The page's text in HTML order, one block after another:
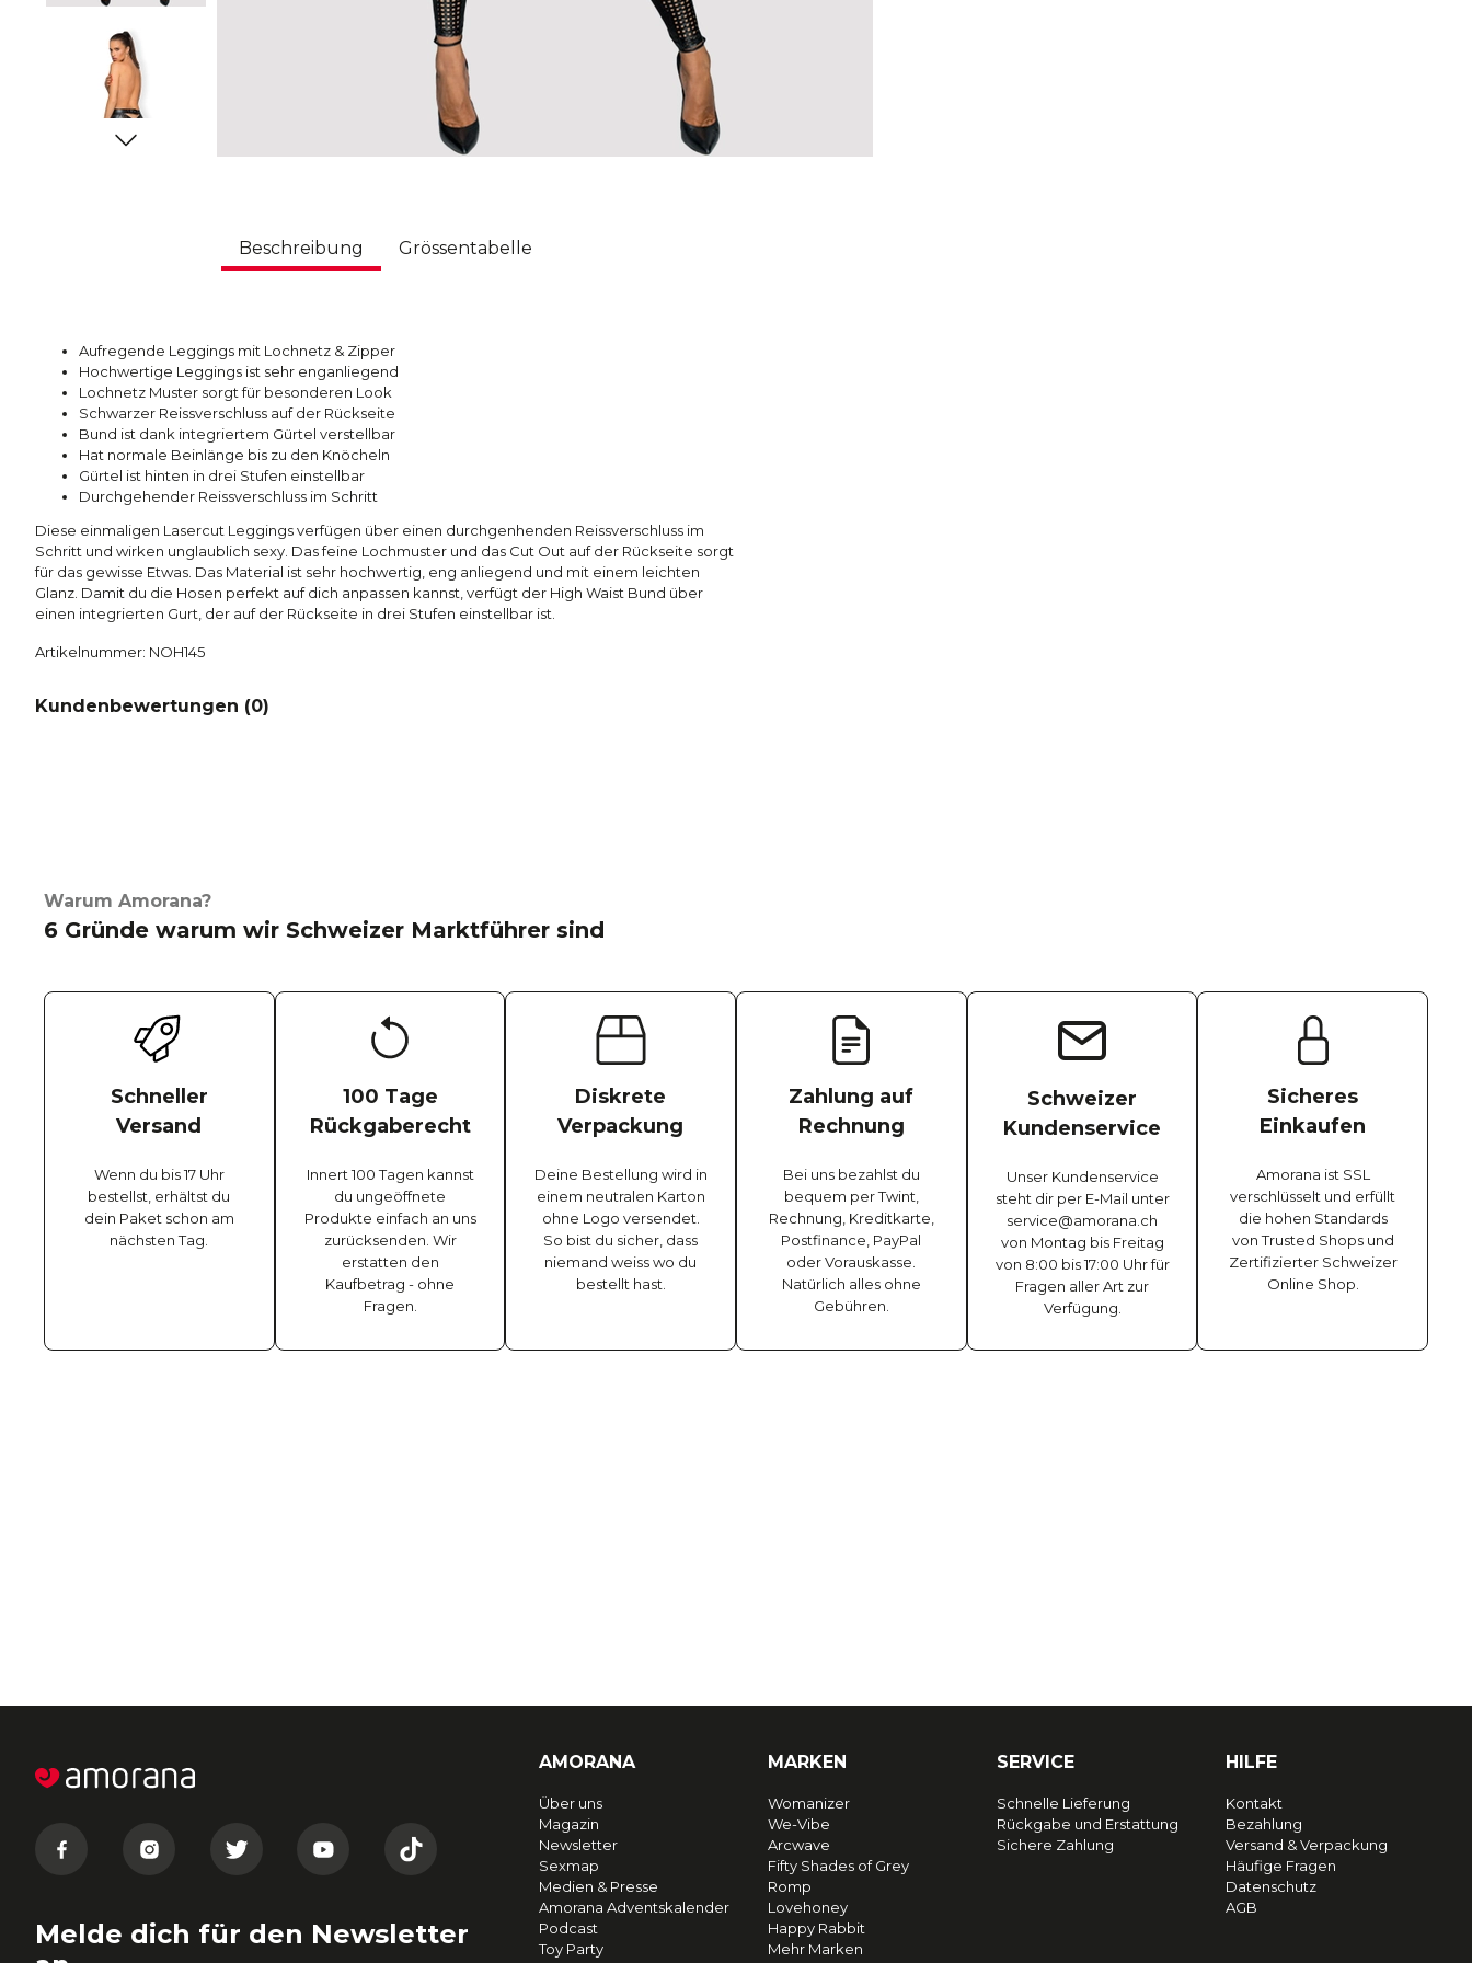
Beschreibung Grössentabelle
Aufregende Leggings mit Lochnetz & Zipper
Hochwertige Leggings ist sehr enganliegend
Lochnetz Muster sorgt für besonderen Look
Schwarzer Reissverschluss auf der Rückseite
Bund ist dank integriertem Gürtel verstellbar
Hat normale Beinlänge bis zu den Knöcheln
Gürtel ist hinten in drei Stufen einstellbar
Durchgehender Reissverschluss im Schritt
Diese einmaligen Lasercut Leggings verfügen über einen durchgenhenden Reissverschluss im
Schritt und wirken unglaublich sexy. Das feine Lochmuster und das Cut Out auf der Rückseite sorgt
für das gewisse Etwas. Das Material ist sehr hochwertig, eng anliegend und mit einem leichten
Glanz. Damit du die Hosen perfekt auf dich anpassen kannst, verfügt der High Waist Bund über
einen integrierten Gurt, der auf der Rückseite in drei Stufen einstellbar ist.
Artikelnummer: NOH145
Kundenbewertungen (0)
Warum Amorana?
6 Gründe warum wir Schweizer Marktführer sind
Schneller
Versand
Wenn du bis 17 Uhr
bestellst, erhältst du
dein Paket schon am
nächsten Tag.
100 Tage
Rückgaberecht
Innert 100 Tagen kannst
du ungeöffnete
Produkte einfach an uns
zurücksenden. Wir
erstatten den
Kaufbetrag - ohne
Fragen.
Diskrete
Verpackung
Deine Bestellung wird in
einem neutralen Karton
ohne Logo versendet.
So bist du sicher, dass
niemand weiss wo du
bestellt hast.
Zahlung auf
Rechnung
Bei uns bezahlst du
bequem per Twint,
Rechnung, Kreditkarte,
Postfinance, PayPal
oder Vorauskasse.
Natürlich alles ohne
Gebühren.
Schweizer
Kundenservice
Unser Kundenservice
steht dir per E-Mail unter
service@amorana.ch
von Montag bis Freitag
von 8:00 bis 17:00 Uhr für
Fragen aller Art zur
Verfügung.
Sicheres
Einkaufen
Amorana ist SSL
verschlüsselt und erfüllt
die hohen Standards
von Trusted Shops und
Zertifizierter Schweizer
Online Shop.
Melde dich für den Newsletter
AMORANA
Über uns
Magazin
Newsletter
Sexmap
Medien & Presse
Amorana Adventskalender
Podcast
Toy Party
MARKEN
Womanizer
We-Vibe
Arcwave
Fifty Shades of Grey
Romp
Lovehoney
Happy Rabbit
Mehr Marken
SERVICE
Schnelle Lieferung
Rückgabe und Erstattung
Sichere Zahlung
HILFE
Kontakt
Bezahlung
Versand & Verpackung
Häufige Fragen
Datenschutz
AGB